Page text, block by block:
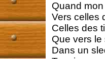
Quand
Vers celles
Celles des
Que vers
Dans un